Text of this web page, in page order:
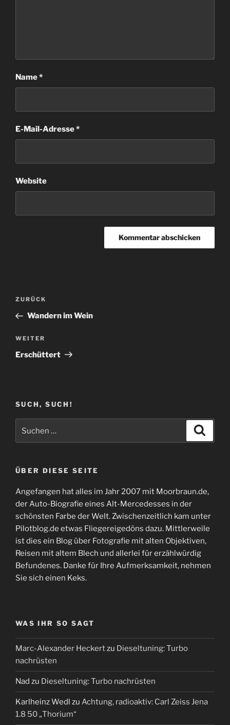
Name*
E-Mail-Adresse*
Website
Beitragsnavigation
Vorheriger
Beitrag
ZURÜCK
Wandern im Wein
Nächster
Beitrag
WEITER
Erschüttert
SUCH, SUCH!
nach:
ÜBER DIESE SEITE
Angefangen hat alles im Jahr 2007 mit Moorbraun.de,
der Auto-Biografie eines Alt-Mercedesses in der
schönsten Farbe der Welt. Zwischenzeitlich kam unter
Pilotblog.de etwas Fliegereigedöns dazu. Mittlerweile
ist dies ein Blog über Fotografie mit alten Objektiven,
Reisen mit altem Blech und allerlei für erzählwürdig
Befundenes. Danke für Ihre Aufmerksamkeit, nehmen
Sie sich einen Keks.
WAS IHR SO SAGT
Marc-Alexander Heckertzu Dieseltuning: Turbo
nachrüsten
Nad zu Dieseltuning: Turbo nachrüsten
Karlheinz Wedl zu Achtung, radioaktiv: Carl Zeiss Jena
1.8 50 „Thorium“